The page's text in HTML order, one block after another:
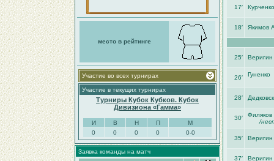
место в рейтинге
Участие во всех турнирах
Участие в текущих турнирах
Турниры Кубок Кубков. Кубок
Дивизиона «Гамма»
И В Н П
М
0
0 0 0 0-0
Заявка команды на матч
17′
18′ Якимов
25′ Веригин
26′ Гуненко
28′
30′
Филяков
/
35′ Веригин
37′ Веригин